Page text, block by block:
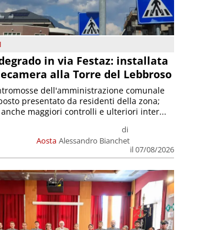
in via Festaz: installata
alla Torre del Lebbroso
Aosta
di
Alessandro Bianchet
il 07/08/2026
dell'amministrazione comunale
presentato da residenti della zona;
maggiori controlli e ulteriori inter...